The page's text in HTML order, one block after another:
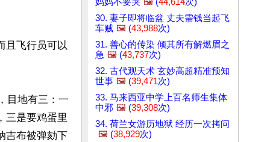
且飞行员可以
目地有三：一
三是要鸡蛋里
吉布被弹劾下
30. 妻子即将临盆 丈夫需钱当起飞
车贼 🖼️ (43,988次)
31. 善心的传染 倾其所有解燃眉之
急 🖼️ (43,737次)
32. 古代观天术 玄妙高超精准预知
世事 🖼️ (39,471次)
33. 马来西亚中学上百名师生集体
中邪 🖼️ (39,308次)
34. 荷兰女游历地狱 经历一次拷问
🖼️ (38,929次)